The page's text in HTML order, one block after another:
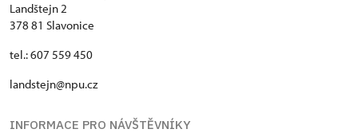
Landštejn 2
378 81 Slavonice
tel.: 607 559 450
landstejn@npu.cz
INFORMACE PRO NÁVŠTĚVNÍKY